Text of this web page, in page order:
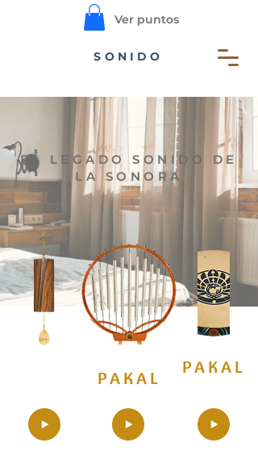
SONIDO
Ver puntos
EL LEGADO SONIDO DE
LA SONORA
PAKAL
PAKAL